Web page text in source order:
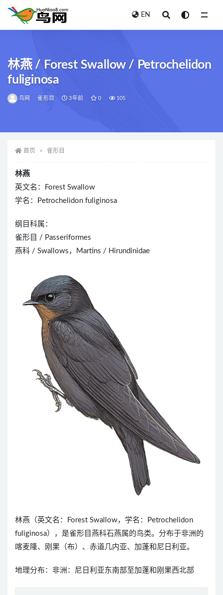
EN
林燕 / Forest Swallow / Petrochelidon
fuliginosa
鸟网 雀形目 3年前 0 105
首页 雀形目
林燕
英文名：Forest Swallow
学名：Petrochelidon fuliginosa
纲目科属：
雀形目 / Passeriformes
燕科 / Swallows，Martins / Hirundinidae
林燕（英文名：Forest Swallow，学名：Petrochelidon
fuliginosa），是雀形目燕科石燕属的鸟类。分布于非洲的
喀麦隆、刚果（布）、赤道几内亚、加蓬和尼日利亚。
地理分布：非洲：尼日利亚东南部至加蓬和刚果西北部